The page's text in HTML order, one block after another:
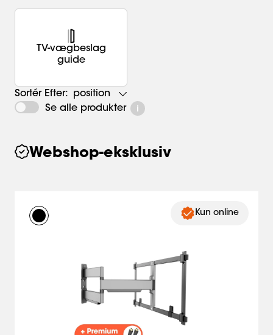
TV-vægbeslag
guide
Sortér Efter:
position
Se alle produkter
Webshop-eksklusiv
Kun online